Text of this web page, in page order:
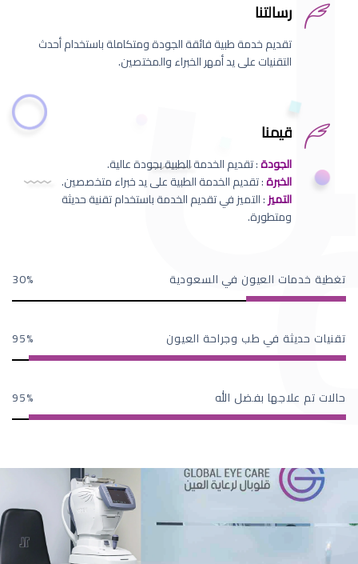
رسالتنا
تقديم خدمة طبية فائقة الجودة ومتكاملة باستخدام أحدث
التقنيات على يد أمهر الخبراء والمختصين.
قيمنا
الجودة: تقديم الخدمة الطبية بجودة عالية.
الخبرة: تقديم الخدمة الطبية على يد خبراء متخصصين.
التميز: التميز في تقديم الخدمة باستخدام تقنية حديثة
ومتطورة.
تغطية خدمات العيون في السعودية 30
تقنيات حديثة في طب وجراحة العيون 95
حالات تم علاجها بفضل الله 95